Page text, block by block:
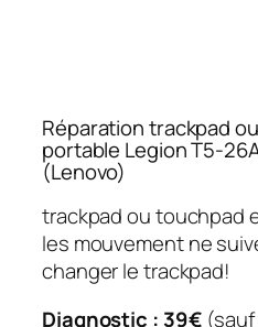
Réparation trackpad
portable Legion T5-
(Lenovo)
trackpad ou touchpad
les mouvement ne
changer le trackpad!
Diagnostic : 39€